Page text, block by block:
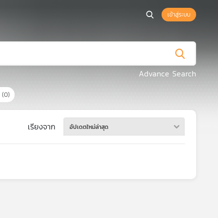
เข้าสู่ระบบ
Advance Search
(0)
เรียงจาก อัปเดตใหม่ล่าสุด